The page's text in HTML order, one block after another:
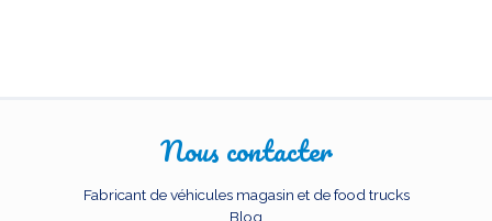
Nous contacter
Fabricant de véhicules magasin et de food trucks
Blog